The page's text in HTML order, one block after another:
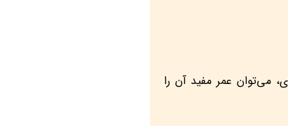
می‌توان عمر مفید آن را